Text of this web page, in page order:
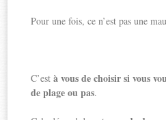
Pour une fois, ce n’est pas une
C’està vous de choisir si vous
de plage ou pas.